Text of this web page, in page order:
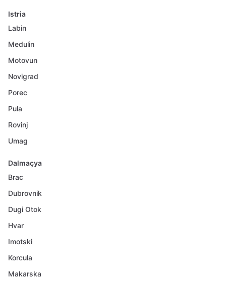
Istria
Labin
Medulin
Motovun
Novigrad
Porec
Pula
Rovinj
Umag
Dalmaçya
Brac
Dubrovnik
Dugi Otok
Hvar
Imotski
Korcula
Makarska